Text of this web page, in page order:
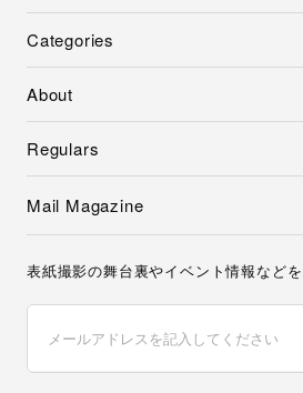
Categories
About
Regulars
Mail Magazine
表紙撮影の舞台裏やイベント情報などを